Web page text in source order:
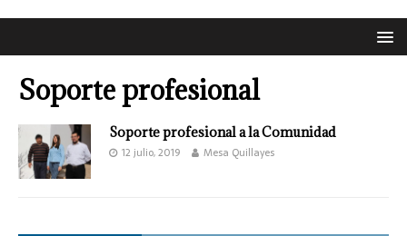
Soporte profesional
Soporte profesional a la Comunidad
12 julio, 2019 Mesa Quillayes